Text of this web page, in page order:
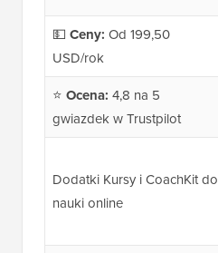
💵 Ceny: Od 199,50
USD/rok
⭐ Ocena: 4,8 na 5
gwiazdek w Trustpilot
Dodatki Kursy i CoachKit do
nauki online